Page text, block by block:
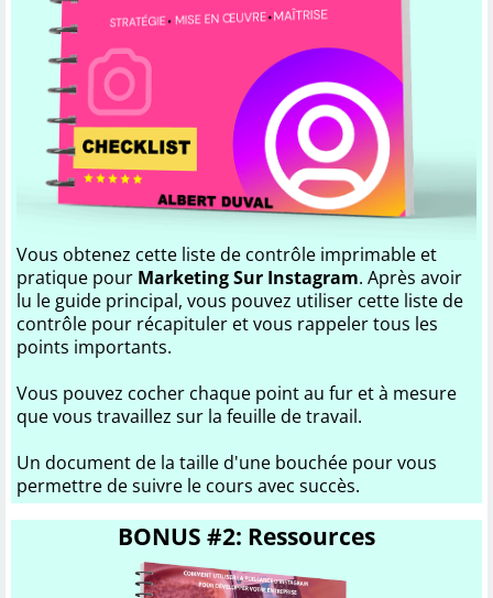
Vous obtenez cette liste de contrôle imprimable et
pratique pour Marketing Sur Instagram. Après avoir
lu le guide principal, vous pouvez utiliser cette liste de
contrôle pour récapituler et vous rappeler tous les
points importants.
Vous pouvez cocher chaque point au fur et à mesure
que vous travaillez sur la feuille de travail.
Un document de la taille d'une bouchée pour vous
permettre de suivre le cours avec succès.
BONUS #2: Ressources